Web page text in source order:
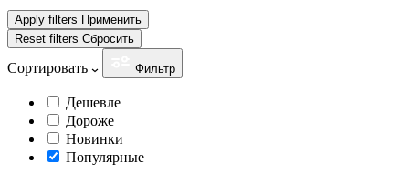
Apply filters Применить
Reset filters Сбросить
Сортировать Фильтр
Дешевле
Дороже
Новинки
Популярные